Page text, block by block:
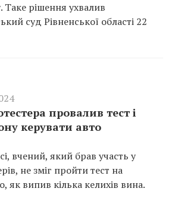
Таке рішення ухвалив
суд Рівненської області 22
провалив тест і
керувати авто
вчений, який брав участь у
не зміг пройти тест на
як випив кілька келихів вина.